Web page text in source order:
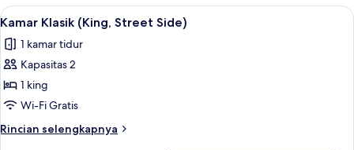
Double
Elite,
gunung
Lihat
semua
foto
untuk
Kamar
Klasik
(King,
Street
Kamar Klasik (King, Street Side) |
10
Kamar Klasik (King, Street Side)
1 kamar tidur
Kapasitas 2
1 king
Wi-Fi Gratis
Rincian selengkapnya
Rincian